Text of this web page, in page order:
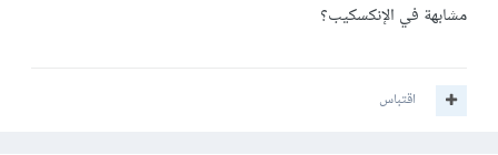
مشابهة في الإنكسكيب؟
اقتباس